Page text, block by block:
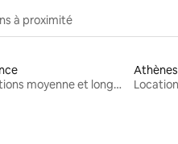
à proximité
Locations moyenne et longue durée
Athènes